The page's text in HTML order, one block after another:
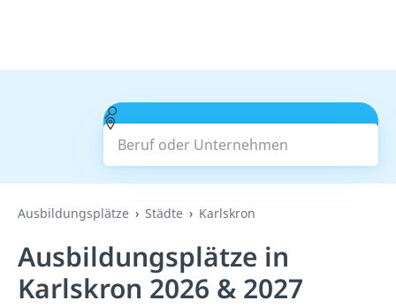
Beruf oder Unternehmen
Suchen
Ausbildungsplätze Städte Karlskron
Ausbildungsplätze in
Karlskron 2026 & 2027